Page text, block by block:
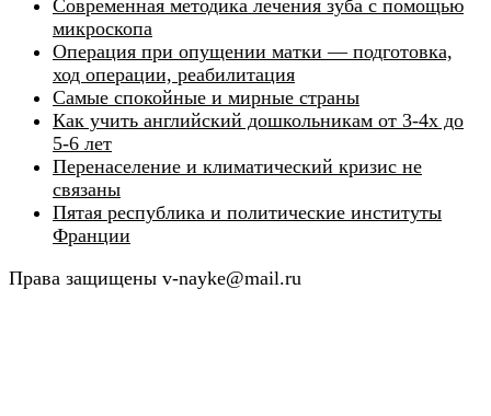
Современная методика лечения зуба с помощью
микроскопа
Операция при опущении матки — подготовка,
ход операции, реабилитация
Самые спокойные и мирные страны
Как учить английский дошкольникам от 3-4х до
5-6 лет
Перенаселение и климатический кризис не
связаны
Пятая республика и политические институты
Франции
Права защищены v-nayke@mail.ru